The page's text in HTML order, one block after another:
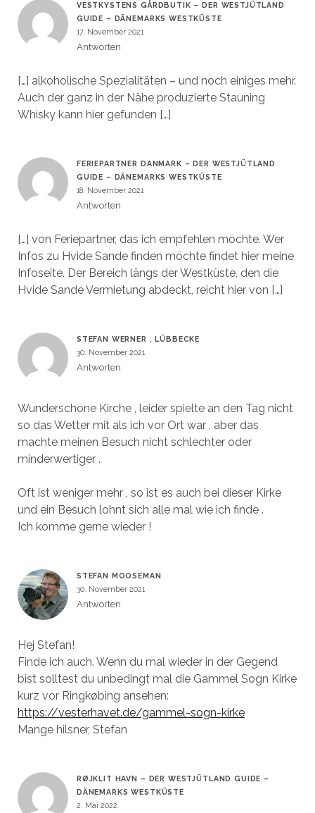
VESTKYSTENS GÅRDBUTIK – DER WESTJÜTLAND
GUIDE – DÄNEMARKS WESTKÜSTE
17. November 2021
Antworten
[…] alkoholische Spezialitäten – und noch einiges mehr.
Auch der ganz in der Nähe produzierte Stauning
Whisky kann hier gefunden […]
FERIEPARTNER DANMARK – DER WESTJÜTLAND
GUIDE – DÄNEMARKS WESTKÜSTE
18. November 2021
Antworten
[…] von Feriepartner, das ich empfehlen möchte. Wer
Infos zu Hvide Sande finden möchte findet hier meine
Infoseite. Der Bereich längs der Westküste, den die
Hvide Sande Vermietung abdeckt, reicht hier von […]
STEFAN WERNER , LÜBBECKE
30. November 2021
Antworten
Wunderschöne Kirche , leider spielte an den Tag nicht
so das Wetter mit als ich vor Ort war , aber das
machte meinen Besuch nicht schlechter oder
minderwertiger .
Oft ist weniger mehr , so ist es auch bei dieser Kirke
und ein Besuch lohnt sich alle mal wie ich finde .
Ich komme gerne wieder !
STEFAN MOOSEMAN
30. November 2021
Antworten
Hej Stefan!
Finde ich auch. Wenn du mal wieder in der Gegend
bist solltest du unbedingt mal die Gammel Sogn Kirke
kurz vor Ringkøbing ansehen:
https://vesterhavet.de/gammel-sogn-kirke
Mange hilsner, Stefan
RØJKLIT HAVN – DER WESTJÜTLAND GUIDE –
DÄNEMARKS WESTKÜSTE
2. Mai 2022